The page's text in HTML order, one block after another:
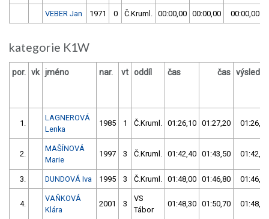
VEBER Jan 1971 0 Č.Kruml. 00:00,00 00:00,00 00:00,00
kategorie K1W
por. vk jméno nar. vt oddíl čas čas výsledek
1.
LAGNEROVÁ
Lenka
1985 1 Č.Kruml. 01:26,10 01:27,20 01:26,10
2.
MAŠÍNOVÁ
Marie
1997 3 Č.Kruml. 01:42,40 01:43,50 01:42,40
3. DUNDOVÁ Iva 1995 3 Č.Kruml. 01:48,00 01:46,80 01:46,80
4.
VAŇKOVÁ
Klára
2001 3
VS
Tábor
01:48,30 01:50,70 01:48,30